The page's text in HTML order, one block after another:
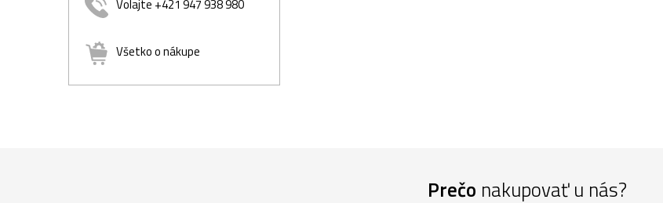
Volajte +421 947 938 980
Všetko o nákupe
Prečo nakupovať u nás?